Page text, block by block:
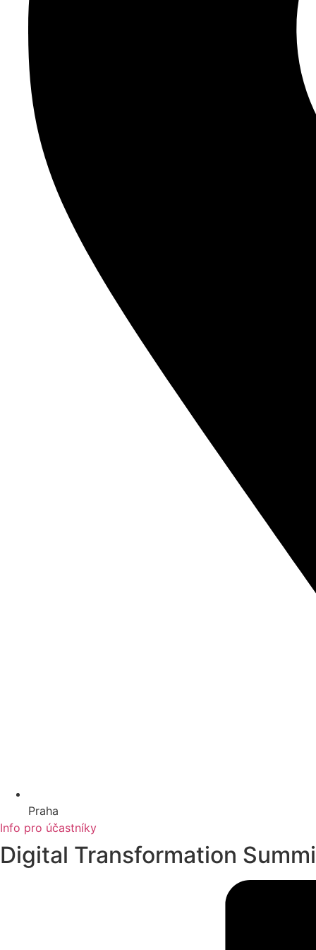
Praha
Info pro účastníky
Digital Transformation